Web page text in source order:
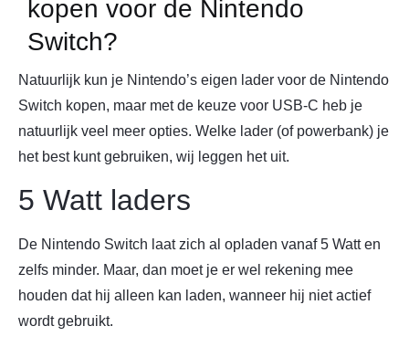
kopen voor de Nintendo
Switch?
Natuurlijk kun je Nintendo’s eigen lader voor de Nintendo
Switch kopen, maar met de keuze voor USB-C heb je
natuurlijk veel meer opties. Welke lader (of powerbank) je
het best kunt gebruiken, wij leggen het uit.
5 Watt laders
De Nintendo Switch laat zich al opladen vanaf 5 Watt en
zelfs minder. Maar, dan moet je er wel rekening mee
houden dat hij alleen kan laden, wanneer hij niet actief
wordt gebruikt.